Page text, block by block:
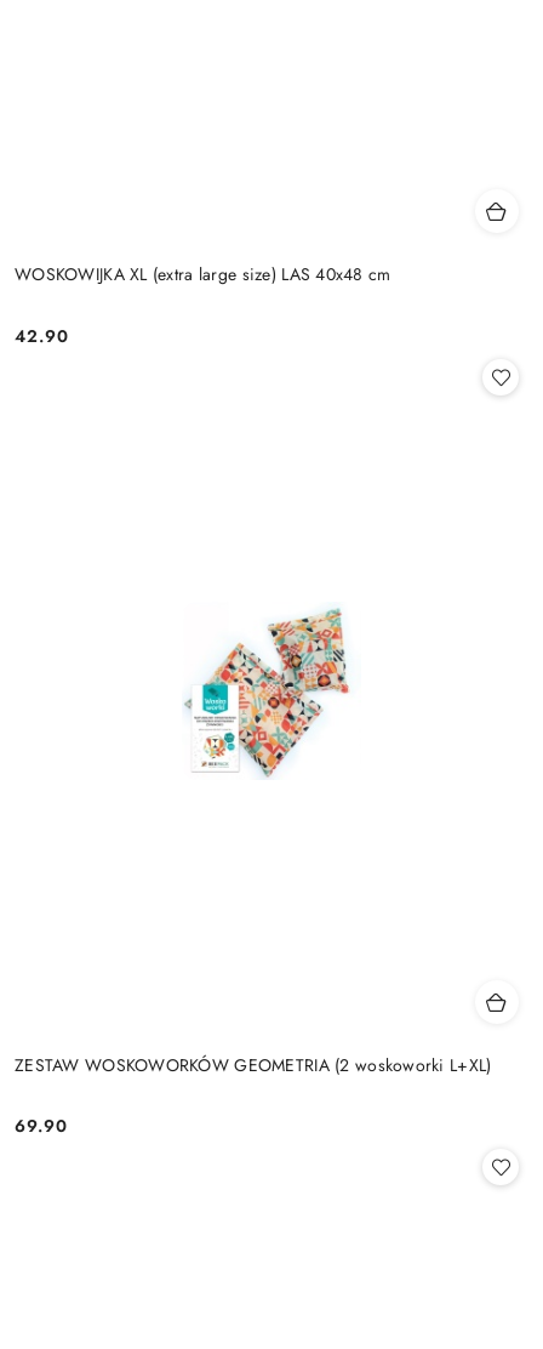
WOSKOWIJKA XL (extra large size) LAS 40x48 cm
Cena:
42.90
ZESTAW WOSKOWORKÓW GEOMETRIA (2 woskoworki L+XL)
Cena:
69.90